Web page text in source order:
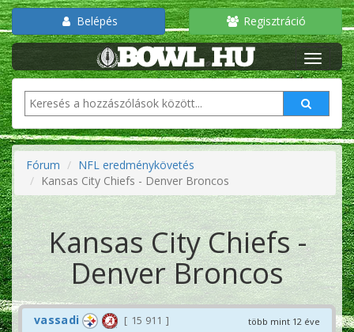
Belépés Regisztráció
Fórum
NFL eredménykövetés
Kansas City Chiefs - Denver Broncos
Kansas City Chiefs -
Denver Broncos
több mint 12 éve
vassadi 15 911